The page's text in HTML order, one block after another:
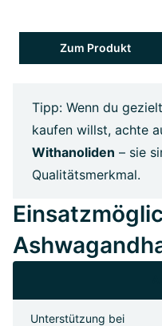
Zum Produkt
Tipp: Wenn du
kaufen willst, achte
Withanoliden – sie
Qualitätsmerkmal.
Unterstützung bei